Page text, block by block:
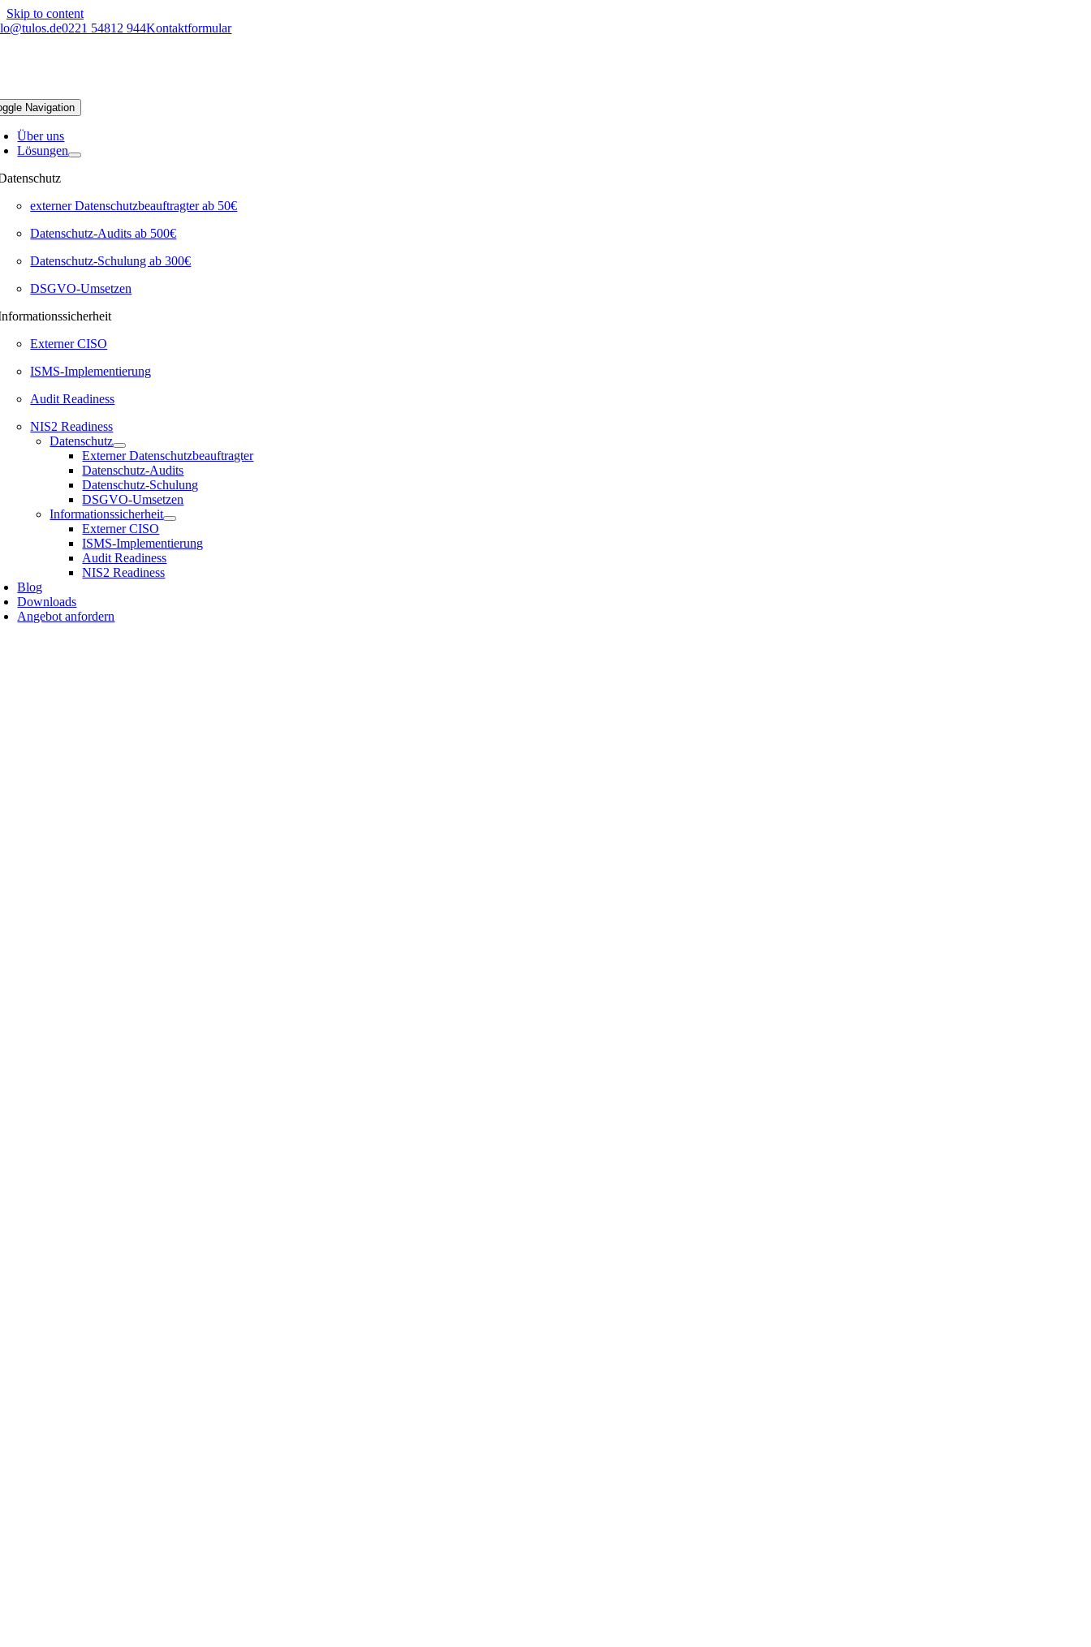
Skip to content
0221 54812 944Kontaktformular
Navigation
Über uns
Lösungen
externer Datenschutzbeauftragter ab 50€
Datenschutz-Audits ab 500€
Datenschutz-Schulung ab 300€
DSGVO-Umsetzen
Externer CISO
ISMS-Implementierung
Audit Readiness
NIS2 Readiness
Datenschutz
Externer Datenschutzbeauftragter
Datenschutz-Audits
Datenschutz-Schulung
DSGVO-Umsetzen
Informationssicherheit
Externer CISO
ISMS-Implementierung
Audit Readiness
NIS2 Readiness
Blog
Downloads
Angebot anfordern